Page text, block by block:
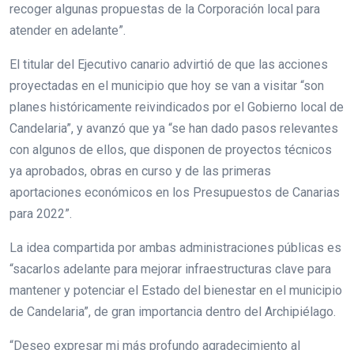
recoger algunas propuestas de la Corporación local para
atender en adelante”.
El titular del Ejecutivo canario advirtió de que las acciones
proyectadas en el municipio que hoy se van a visitar “son
planes históricamente reivindicados por el Gobierno local de
Candelaria”, y avanzó que ya “se han dado pasos relevantes
con algunos de ellos, que disponen de proyectos técnicos
ya aprobados, obras en curso y de las primeras
aportaciones económicos en los Presupuestos de Canarias
para 2022”.
La idea compartida por ambas administraciones públicas es
“sacarlos adelante para mejorar infraestructuras clave para
mantener y potenciar el Estado del bienestar en el municipio
de Candelaria”, de gran importancia dentro del Archipiélago.
“Deseo expresar mi más profundo agradecimiento al